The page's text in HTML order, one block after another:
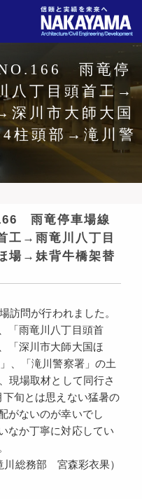
雨竜停
八丁目頭首工→
深川市大師大国
柱頭部→滝川警
雨竜停車場線
工→雨竜川八丁目
場→妹背牛橋架替
訪問が行われました。
「雨竜川八丁目頭首
「深川市大師大国ほ
、「滝川警察署」の土
現場取材として同行さ
旬とは思えない猛暑の
がないのが幸いでし
なか丁寧に対応してい
川総務部 宮森彩衣果）